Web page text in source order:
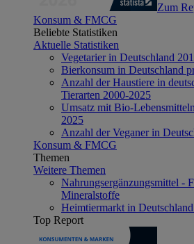
Zum
Konsum & FMCG
Beliebte Statistiken
Aktuelle Statistiken
Vegetarier in Deutschland
Bierkonsum in Deutschland
Anzahl der Haustiere in
Tierarten 2000-2025
Umsatz mit Bio-
2025
Anzahl der Veganer in
Konsum & FMCG
Themen
Weitere Themen
Nahrungsergänzungsmittel -
Mineralstoffe
Heimtiermarkt in
Top Report